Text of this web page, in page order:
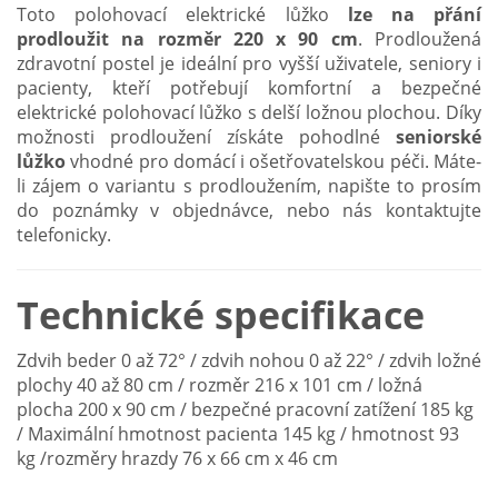
Toto polohovací elektrické lůžko lze na přání
prodloužit na rozměr 220 x 90 cm. Prodloužená
zdravotní postel je ideální pro vyšší uživatele, seniory i
pacienty, kteří potřebují komfortní a bezpečné
elektrické polohovací lůžko s delší ložnou plochou. Díky
možnosti prodloužení získáte pohodlné seniorské
lůžkovhodné pro domácí i ošetřovatelskou péči. Máte-
li zájem o variantu s prodloužením, napište to prosím
do poznámky v objednávce, nebo nás kontaktujte
telefonicky.
Technické specifikace
Zdvih beder 0 až 72° / zdvih nohou 0 až 22° / zdvih ložné
plochy 40 až 80 cm / rozměr 216 x 101 cm / ložná
plocha 200 x 90 cm / bezpečné pracovní zatížení 185 kg
/ Maximální hmotnost pacienta 145 kg / hmotnost 93
kg /rozměry hrazdy 76 x 66 cm x 46 cm